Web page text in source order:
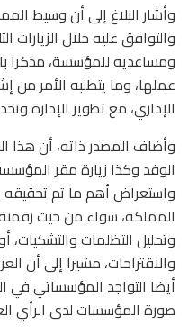
وأشار البلاغ إلى أن وسيط
والتوافق عليه خلال الزيارات
ومساعديه للمؤسسة، مذكرا
عملها، وما يتطلبه الأمر من
الإداري، مع تطوير الإدارة
وأضاف المصدر ذاته، أن هذا
الوفد وكذا زيارة مقر
واستعراض أهم ما تم
المملكة، سواء من حيث
وتحليل التظلمات
والاقتراحات، مشيرا إلى أن
أيضا التواجد المؤسساتي في
صورة المؤسسات لدى الرأي